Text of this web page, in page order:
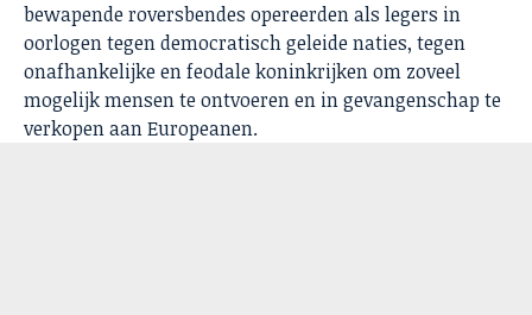
bewapende roversbendes opereerden als legers in
oorlogen tegen democratisch geleide naties, tegen
onafhankelijke en feodale koninkrijken om zoveel
mogelijk mensen te ontvoeren en in gevangenschap te
verkopen aan Europeanen.